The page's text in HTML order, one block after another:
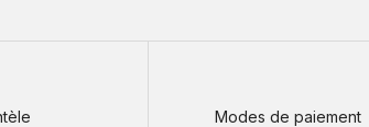
Modes de paiement